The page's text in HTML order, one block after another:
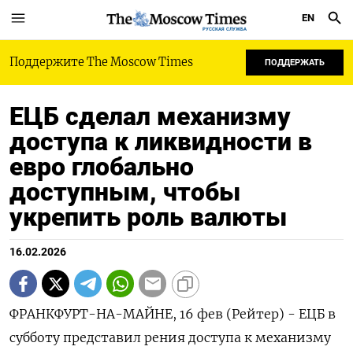
РУССКАЯ СЛУЖБА
EN
Поддержите The Moscow Times ПОДДЕРЖАТЬ
ЕЦБ сделал механизму
доступа к ликвидности в
евро глобально
доступным, чтобы
укрепить роль валюты
16.02.2026
ФРАНКФУРТ-НА-МАЙНЕ, 16 фев (Рейтер) - ЕЦБ в
субботу представил рения доступа к механизму